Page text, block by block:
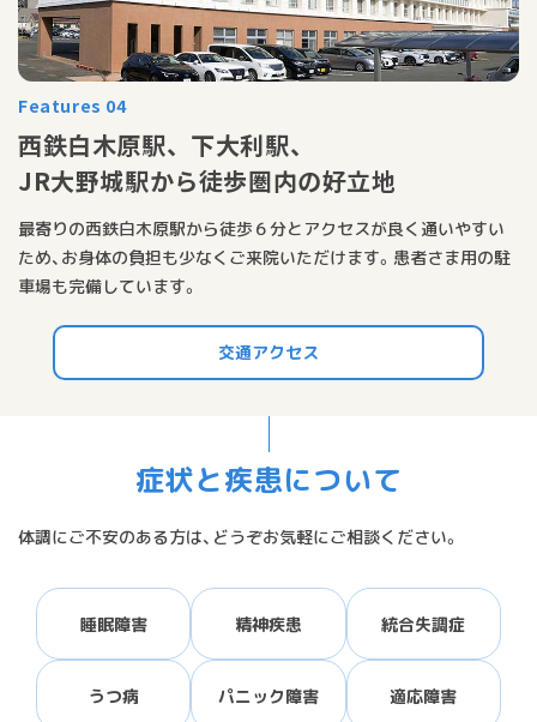
Features 04
西鉄白木原駅、下大利駅、
JR大野城駅から徒歩圏内の好立地
最寄りの西鉄白木原駅から徒歩６分とアクセスが良く通いやすい
ため、お身体の負担も少なくご来院いただけます。患者さま用の駐
車場も完備しています。
交通アクセス
症状と疾患について
体調にご不安のある方は、どうぞお気軽にご相談ください。
睡眠障害 精神疾患 統合失調症
うつ病 パニック障害 適応障害